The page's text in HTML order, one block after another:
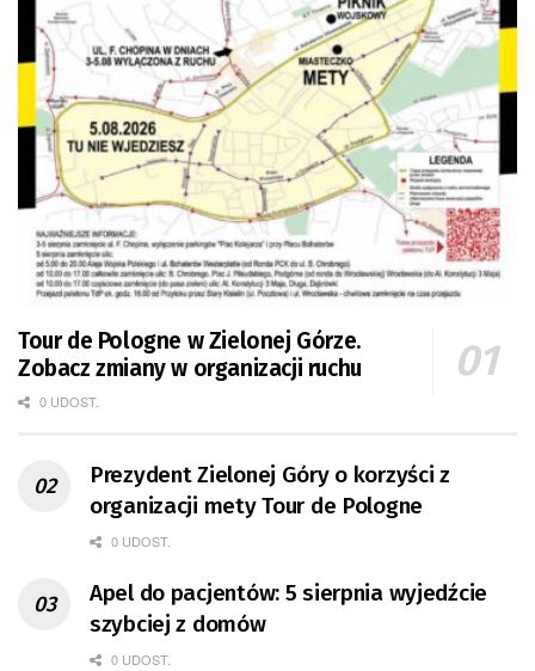
Tour de Pologne w Zielonej Górze.
Zobacz zmiany w organizacji ruchu
0 UDOST.
Prezydent Zielonej Góry o korzyści z
organizacji mety Tour de Pologne
0 UDOST.
Apel do pacjentów: 5 sierpnia wyjedźcie
szybciej z domów
0 UDOST.